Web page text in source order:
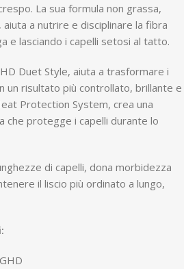
La sua formula non grassa,
aiuta a nutrire e disciplinare la fibra
e lasciando i capelli setosi al tatto.
Duet Style, aiuta a trasformare i
un risultato più controllato, brillante e
Protection System, crea una
che protegge i capelli durante lo
di capelli, dona morbidezza
il liscio più ordinato a lungo,